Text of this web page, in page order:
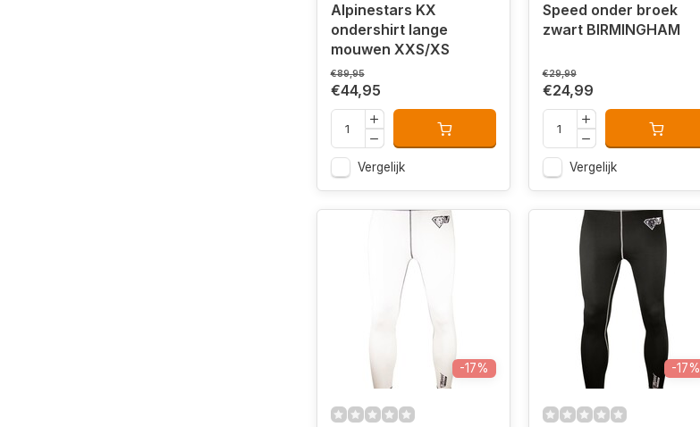
Alpinestars KX
ondershirt lange
mouwen XXS/XS
€89,95
€44,95
Vergelijk
Speed onder broek
zwart BIRMINGHAM
€29,99
€24,99
Vergelijk
-17% -17%